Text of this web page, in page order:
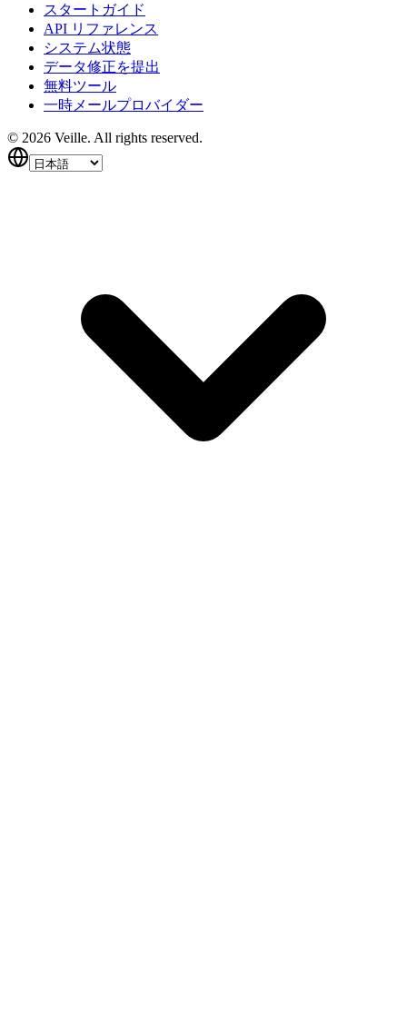
スタートガイド
API リファレンス
システム状態
データ修正を提出
無料ツール
一時メールプロバイダー
© 2026 Veille. All rights reserved.